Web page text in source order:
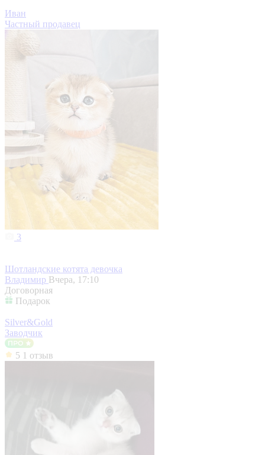
Иван
Частный продавец
3
Шотландские котята девочка
Владимир Вчера, 17:10
Договорная
Подарок
Silver&Gold
Заводчик
5 1 отзыв